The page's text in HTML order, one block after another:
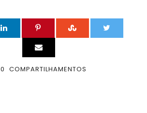
0 COMPARTILHAMENTOS